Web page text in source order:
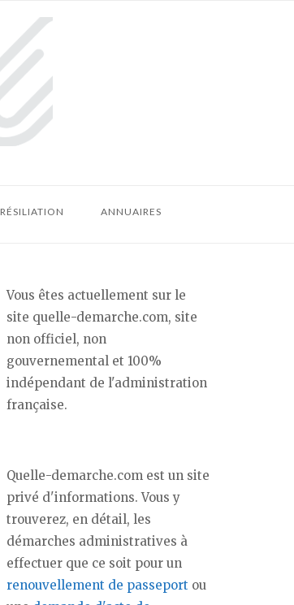
RÉSILIATION ANNUAIRES
Vous êtes actuellement sur le
site quelle-demarche.com, site
non officiel, non
gouvernemental et 100%
indépendant de l'administration
française.
Quelle-demarche.com est un site
privé d'informations. Vous y
trouverez, en détail, les
démarches administratives à
effectuer que ce soit pour un
renouvellement de passeport ou